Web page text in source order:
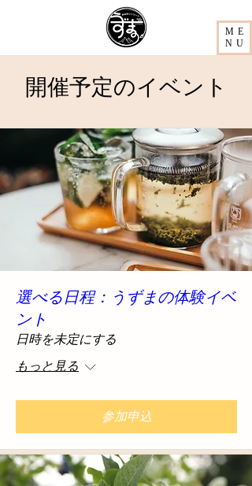
ME
NU
開催予定のイベント
選べる日程：うずまの体験イベ
ント
日時を未定にする
もっと見る
参加申込